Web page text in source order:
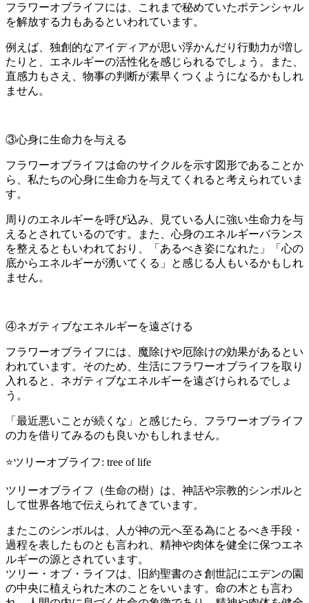
フラワーオブライフには、
これまで秘めていたポテンシャル
を解放する力 もあるといわれています。
例えば、独創的なアイディアが思い浮かんだり行動力が増し
たりと、エネルギーの活性化を感じられるでしょう。
また、
直感力もさえ、物事の判断が素早くつくようになるかもしれ
ません。
③心身に生命力を与える
フラワーオブライフは命のサイクルを示す図形であることか
ら、私たちの心身に生命力を与えてくれると考えられていま
す。
周りのエネルギーを呼び込み、見ている人に強い生命力を与
える とされているのです。
また、心身のエネルギーバランス
を整えるともいわれており、「あるべき姿になれた」「心の
底からエネルギーが湧いてくる」と感じる人もいるかもしれ
ません。
④ネガティブなエネルギーを遠ざける
フラワーオブライフには、 魔除けや厄除けの効果がある とい
われています。そのため、生活にフラワーオブライフを取り
入れると、ネガティブなエネルギーを遠ざけられるでしょ
う。
「最近悪いことが続くな」と感じたら、フラワーオブライフ
の力を借りてみるのも良いかもしれません。
⭐️ツリーオブライフ: tree of life
ツリーオブライフ（生命の樹）は、神話や宗教的シンボルと
して世界各地で伝えられてきています。
またこのシンボルは、
人が神の元へ至る為にとるべき手段・
過程を表したものとも言われ、精神や肉体を健全に保つエネ
ルギーの源とされています。
ツリー・オブ・ライフは、旧約聖書のさ創世記にエデンの園
の中央に植えられた木のことをいいます。命の木とも言わ